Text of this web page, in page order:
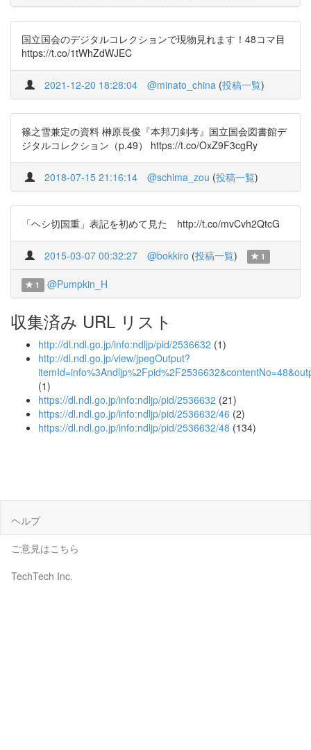
国立国会のデジタルコレクションで現物見れます！48コマ目
https://t.co/1tWhZdWJEC
2021-12-20 18:28:04 @minato_china (投稿一覧)
篠之雪兼定の資料 榊原長俊『本邦刀剣考』国立国会図書館デ
ジタルコレクション（p.49） https://t.co/OxZ9F3cgRy
2018-07-15 21:16:14 @schima_zou (投稿一覧)
「ヘシ切国重」表記を初めて見た http://t.co/mvCvh2QtcG
2015-03-07 00:32:27 @bokkiro (投稿一覧) 1
1 @Pumpkin_H
収集済み URL リスト
http://dl.ndl.go.jp/info:ndljp/pid/2536632 (1)
http://dl.ndl.go.jp/view/jpegOutput?
(1)
https://dl.ndl.go.jp/info:ndljp/pid/2536632 (21)
https://dl.ndl.go.jp/info:ndljp/pid/2536632/46 (2)
https://dl.ndl.go.jp/info:ndljp/pid/2536632/48 (134)
ヘルプ
ご意見はこちら
TechTech Inc.